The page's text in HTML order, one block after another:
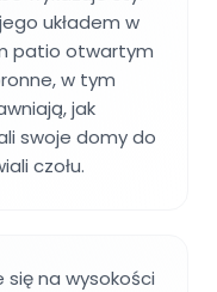
układem w
patio otwartym
w tym
jak
swoje domy do
czołu.
na wysokości